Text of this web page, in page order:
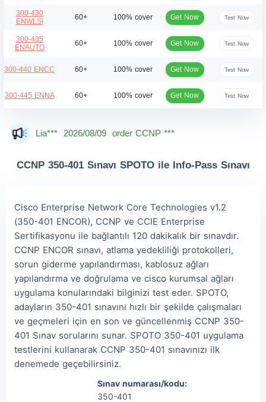
300-430
ENWLSI
60+ 100% cover Get Now Test Now
300-435
ENAUTO
60+ 100% cover Get Now Test Now
300-440 ENCC 60+ 100% cover Get Now Test Now
300-445 ENNA 60+ 100% cover Get Now Test Now
Lia*** 2026/08/09 order CCNP ***
Dan*** 2026/08/09 order CCNP ***
Jac*** 2026/08/09 order CCNP ***
Owe*** 2026/08/09 order CCNP ***
CCNP 350-401 Sınavı SPOTO ile Info-Pass Sınavı
Cisco Enterprise Network Core Technologies v1.2
(350-401 ENCOR), CCNP ve CCIE Enterprise
Sertifikasyonu ile bağlantılı 120 dakikalık bir sınavdır.
CCNP ENCOR sınavı, atlama yedekliliği protokolleri,
sorun giderme yapılandırması, kablosuz ağları
yapılandırma ve doğrulama ve cisco kurumsal ağları
uygulama konularındaki bilginizi test eder. SPOTO,
adayların 350-401 sınavını hızlı bir şekilde çalışmaları
ve geçmeleri için en son ve güncellenmiş CCNP 350-
401 Sınav sorularını sunar. SPOTO 350-401 uygulama
testlerini kullanarak CCNP 350-401 sınavınızı ilk
denemede geçebilirsiniz.
Sınav numarası/kodu:
350-401